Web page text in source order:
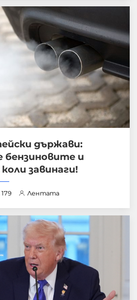
държави:
бензиновите и
завинаги!
179 Лентата